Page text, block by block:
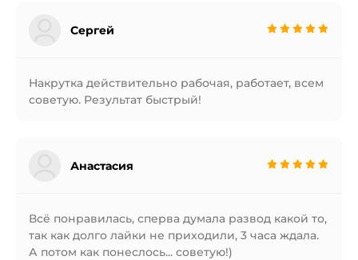
Сергей
Накрутка действительно рабочая, работает, всем
советую. Результат быстрый!
Анастасия
Всё понравилась, сперва думала развод какой то,
так как долго лайки не приходили, 3 часа ждала.
А потом как понеслось... советую!)